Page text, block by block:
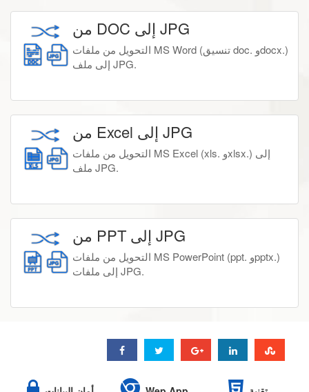
من DOC إلى JPG
التحويل من ملفات MS Word (تنسيق doc. وdocx.)
إلى ملف JPG.
من Excel إلى JPG
التحويل من ملفات MS Excel (xls. وxlsx.) إلى
ملف JPG.
من PPT إلى JPG
التحويل من ملفات MS PowerPoint (ppt. وpptx.)
إلى ملفات JPG.